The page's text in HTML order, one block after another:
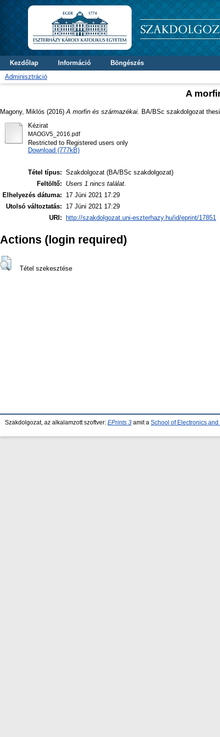
Kezdőlap Információ
Böngészés
Adminisztráció
A
Magony, Miklós (2016) A morfin és származékai.
BA/BSc szakdolgozat
Kézirat
MAOGV5_2016.pdf
Restricted to Registered users only
Download (777kB)
Tétel típus: Szakdolgozat (BA/BSc szakdolgozat)
Feltöltő:
Users 1 nincs találat.
Elhelyezés dátuma:
17 Júni 2021 17:29
Utolsó változtatás:
17 Júni 2021 17:29
URI:
http://szakdolgozat.uni-eszterhazy.hu/id/eprint/17851
Actions (login required)
Tétel szekesztése
Szakdolgozat, az alkalamzott szoftver: EPrints 3 amit a School of Electronics